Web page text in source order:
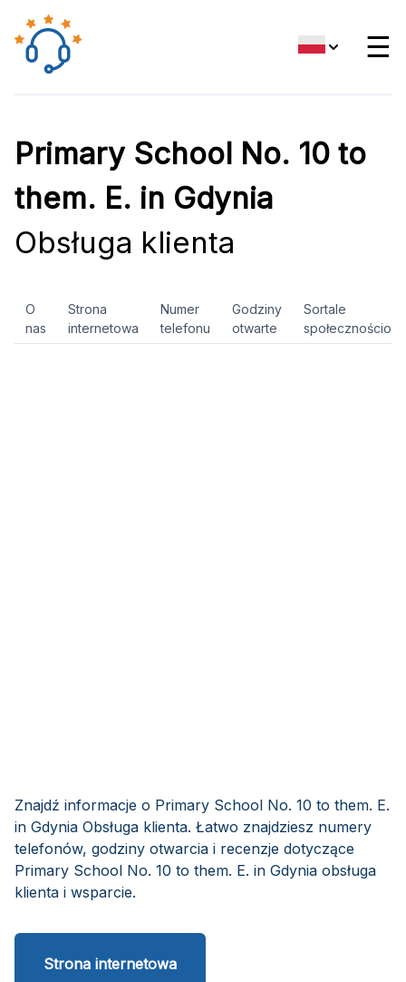
☰
Primary School No. 10 to
them. E. in Gdynia
Obsługa klienta
O
nas
Strona
internetowa
Numer
telefonu
Godziny
otwarte
Sortale
Znajdź informacje o Primary School No. 10 to them. E.
in Gdynia Obsługa klienta. Łatwo znajdziesz numery
telefonów, godziny otwarcia i recenzje dotyczące
Primary School No. 10 to them. E. in Gdynia obsługa
klienta i wsparcie.
Strona internetowa